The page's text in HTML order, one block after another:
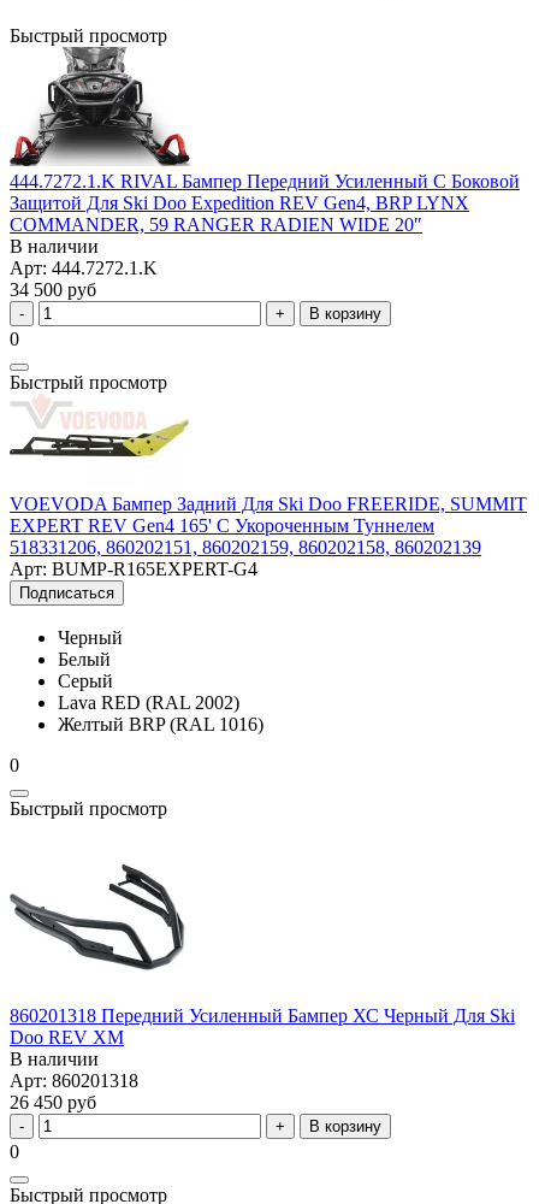
Быстрый просмотр
444.7272.1.K RIVAL Бампер Передний Усиленный С Боковой
Защитой Для Ski Doo Expedition REV Gen4, BRP LYNX
COMMANDER, 59 RANGER RADIEN WIDE 20″
В наличии
Арт: 444.7272.1.K
34 500 руб
В корзину
0
Быстрый просмотр
VOEVODA Бампер Задний Для Ski Doo FREERIDE, SUMMIT
EXPERT REV Gen4 165' С Укороченным Туннелем
518331206, 860202151, 860202159, 860202158, 860202139
Арт: BUMP-R165EXPERT-G4
Подписаться
Черный
Белый
Серый
Lava RED (RAL 2002)
Желтый BRP (RAL 1016)
0
Быстрый просмотр
860201318 Передний Усиленный Бампер ХС Черный Для Ski
Doo REV XM
В наличии
Арт: 860201318
26 450 руб
В корзину
0
Быстрый просмотр